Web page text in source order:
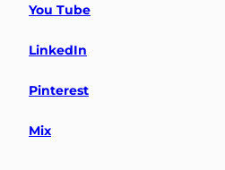
You Tube
LinkedIn
Pinterest
Mix